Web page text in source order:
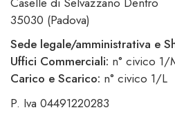
35030 (Padova)
Sede legale/amministrativa e
Uffici Commerciali: n° civico 1/
Carico e Scarico: n° civico 1/L
P. Iva 04491220283